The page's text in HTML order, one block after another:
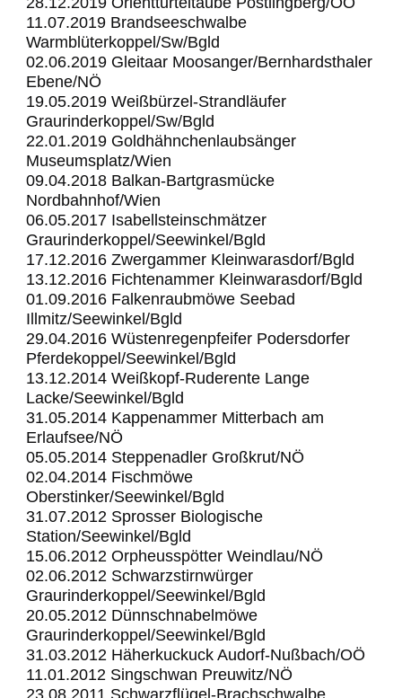
11.07.2019 Brandseeschwalbe
Warmblüterkoppel/Sw/Bgld
02.06.2019 Gleitaar Moosanger/Bernhardsthaler
Ebene/NÖ
19.05.2019 Weißbürzel-Strandläufer
Graurinderkoppel/Sw/Bgld
22.01.2019 Goldhähnchenlaubsänger
Museumsplatz/Wien
09.04.2018 Balkan-Bartgrasmücke
Nordbahnhof/Wien
06.05.2017 Isabellsteinschmätzer
Graurinderkoppel/Seewinkel/Bgld
17.12.2016 Zwergammer Kleinwarasdorf/Bgld
13.12.2016 Fichtenammer Kleinwarasdorf/Bgld
01.09.2016 Falkenraubmöwe Seebad
Illmitz/Seewinkel/Bgld
29.04.2016 Wüstenregenpfeifer Podersdorfer
Pferdekoppel/Seewinkel/Bgld
13.12.2014 Weißkopf-Ruderente Lange
Lacke/Seewinkel/Bgld
31.05.2014 Kappenammer Mitterbach am
Erlaufsee/NÖ
05.05.2014 Steppenadler Großkrut/NÖ
02.04.2014 Fischmöwe
Oberstinker/Seewinkel/Bgld
31.07.2012 Sprosser Biologische
Station/Seewinkel/Bgld
15.06.2012 Orpheusspötter Weindlau/NÖ
02.06.2012 Schwarzstirnwürger
Graurinderkoppel/Seewinkel/Bgld
20.05.2012 Dünnschnabelmöwe
Graurinderkoppel/Seewinkel/Bgld
31.03.2012 Häherkuckuck Audorf-Nußbach/OÖ
11.01.2012 Singschwan Preuwitz/NÖ
23.08.2011 Schwarzflügel-Brachschwalbe